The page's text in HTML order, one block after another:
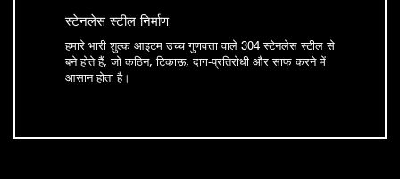
स्टेनलेस स्टील निर्माण
हमारे भारी शुल्क आइटम उच्च गुणवत्ता वाले 304 स्टेनलेस स्टील से
बने होते हैं, जो कठिन, टिकाऊ, दाग-प्रतिरोधी और साफ करने में
आसान होता है।